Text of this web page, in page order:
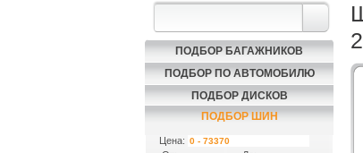
ПОДБОР БАГАЖНИКОВ
ПОДБОР ПО АВТОМОБИЛЮ
ПОДБОР ДИСКОВ
ПОДБОР ШИН
Цена: